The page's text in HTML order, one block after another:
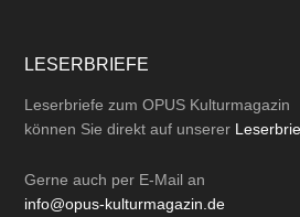
LESERBRIEFE
Leserbriefe zum OPUS Kulturmagazin
können Sie direkt auf unserer
Gerne auch per E-Mail an
info@opus-kulturmagazin.de